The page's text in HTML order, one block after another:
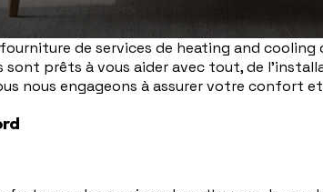
de services de heating and cooling
prêts à vous aider avec tout, de
nous engageons à assurer votre confort